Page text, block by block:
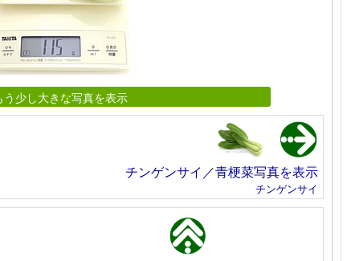
う少し大きな写真を表示
チンゲンサイ／青梗菜写真を表示
チンゲンサイ